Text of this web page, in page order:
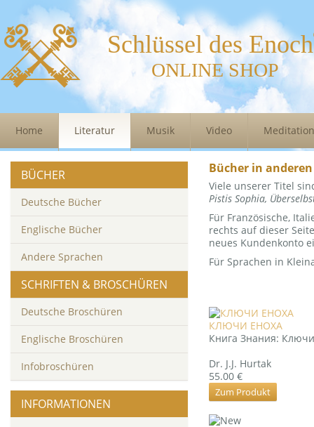
Schlüssel des Enoch
ONLINE SHOP
Home Literatur Musik Video Meditation
BÜCHER
Deutsche Bücher
Englische Bücher
Andere Sprachen
SCHRIFTEN & BROSCHÜREN
Deutsche Broschüren
Englische Broschüren
Infobroschüren
INFORMATIONEN
Bücher in
Viele unserer Titel
Pistis Sophia,
Für Französische,
rechts auf dieser
neues Kundenkonto
Für Sprachen in
КЛЮЧИ ЕНОХА
Книга Знания:
Dr. J.J. Hurtak
55.00 €
Zum Produkt